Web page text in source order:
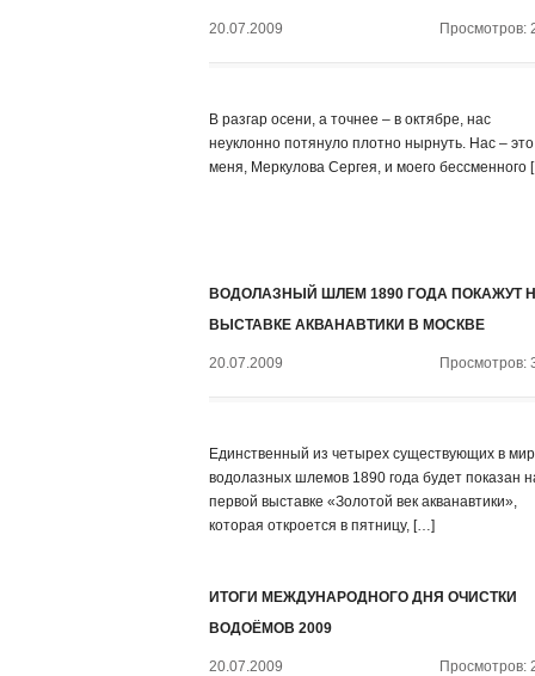
20.07.2009 Просмотров:
В разгар осени, а точнее – в октябре, нас
неуклонно потянуло плотно нырнуть. Нас – это
меня, Меркулова Сергея, и моего бессменного
ВОДОЛАЗНЫЙ ШЛЕМ 1890 ГОДА ПОКАЖУТ
ВЫСТАВКЕ АКВАНАВТИКИ В МОСКВЕ
20.07.2009 Просмотров:
Единственный из четырех существующих в
водолазных шлемов 1890 года будет показан
первой выставке «Золотой век акванавтики»,
которая откроется в пятницу, […]
ИТОГИ МЕЖДУНАРОДНОГО ДНЯ ОЧИСТКИ
ВОДОЁМОВ 2009
20.07.2009 Просмотров: